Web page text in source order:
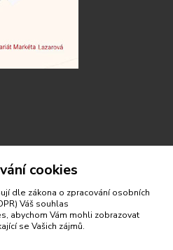
cookies
dle zákona o zpracování osobních
Váš souhlas
abychom Vám mohli zobrazovat
se Vašich zájmů.